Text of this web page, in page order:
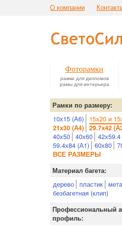
О компании
Фоторамки
рамки для дипломов
рамы для интерьера
Рамки по размеру:
10х15 (А6) 15х20 и
21х30 (А4) 29.7х42
40х50 40х60
59.4х84 (А1) 60х80
ВСЕ РАЗМЕРЫ
Материал багета:
дерево пластик
безбагетная (клип)
Профессиональный
профиль: